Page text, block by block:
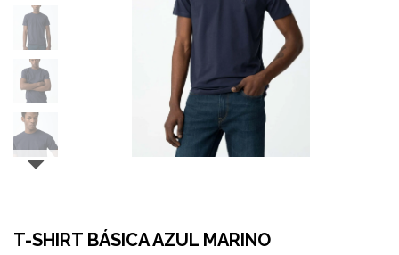
T-SHIRT BÁSICA AZUL MARINO